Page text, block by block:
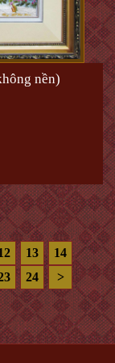
nền)
13
14
24 >